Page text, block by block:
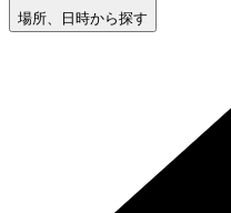
場所、日時から探す